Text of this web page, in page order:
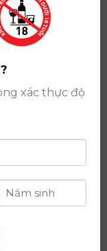
Ngọc Hà,
Chính Thành
ký
GP-BCT do Bộ
và phát triển
xác thực độ